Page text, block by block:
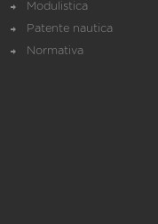
Modulistica
Patente nautica
Normativa